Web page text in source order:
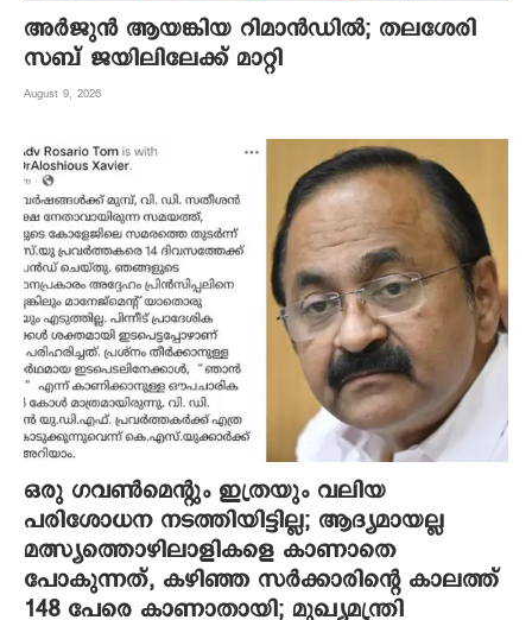
അർജുൻ ആയങ്കിയ റിമാൻഡിൽ; തലശേരി
സബ് ജയിലിലേക്ക് മാറ്റി
August 9, 2026
ഒരു ഗവൺമെന്റും ഇത്രയും വലിയ
പരിശോധന നടത്തിയിട്ടില്ല; ആദ്യമായല്ല
മത്സ്യത്തൊഴിലാളികളെ കാണാതെ
പോകുന്നത്, കഴിഞ്ഞ സർക്കാരിന്റെ കാലത്ത്
148 പേരെ കാണാതായി; മുഖ്യമന്ത്രി